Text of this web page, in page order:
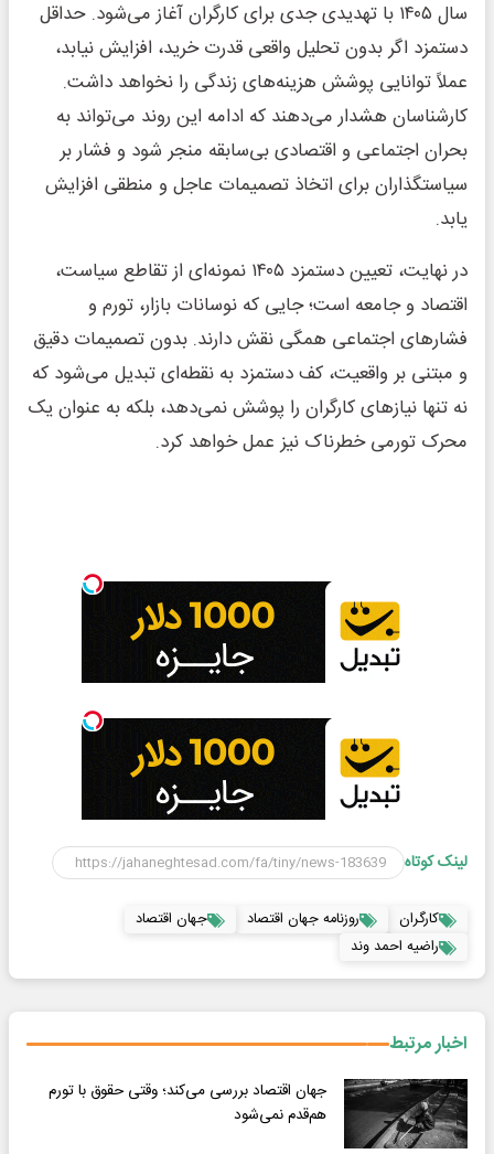
سال ۱۴۰۵ با تهدیدی جدی برای کارگران آغاز می‌شود. حداقل
دستمزد اگر بدون تحلیل واقعی قدرت خرید، افزایش نیابد،
عملاً توانایی پوشش هزینه‌های زندگی را نخواهد داشت.
کارشناسان هشدار می‌دهند که ادامه این روند می‌تواند به
بحران اجتماعی و اقتصادی بی‌سابقه منجر شود و فشار بر
سیاستگذاران برای اتخاذ تصمیمات عاجل و منطقی افزایش
یابد.
در نهایت، تعیین دستمزد ۱۴۰۵ نمونه‌ای از تقاطع سیاست،
اقتصاد و جامعه است؛ جایی که نوسانات بازار، تورم و
فشارهای اجتماعی همگی نقش دارند. بدون تصمیمات دقیق
و مبتنی بر واقعیت، کف دستمزد به نقطه‌ای تبدیل می‌شود که
نه تنها نیازهای کارگران را پوشش نمی‌دهد، بلکه به عنوان یک
محرک تورمی خطرناک نیز عمل خواهد کرد.
لینک کوتاه
کارگران روزنامه جهان اقتصاد
جهان اقتصاد
راضیه احمد وند
اخبار مرتبط
جهان اقتصاد بررسی می‌کند؛ وقتی حقوق با تورم
هم‌قدم نمی‌شود